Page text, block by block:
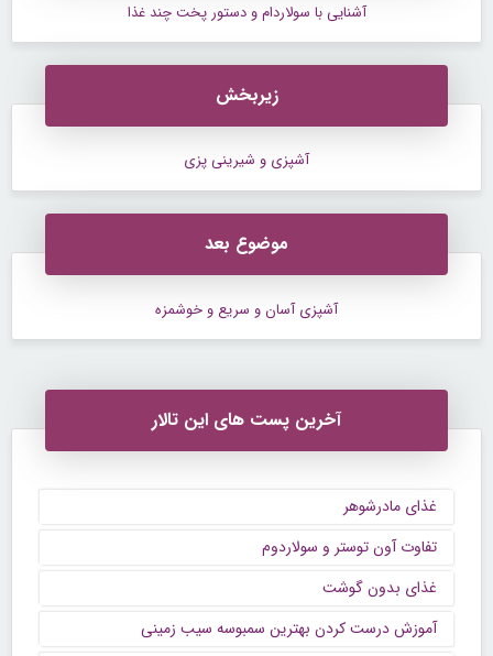
آشنایی با سولاردام و دستور پخت چند غذا
زیربخش
آشپزی و شیرینی پزی
موضوع بعد
آشپزی آسان و سریع و خوشمزه
آخرین پست های این تالار
غذای مادرشوهر
تفاوت آون توستر و سولاردوم
غذای بدون گوشت
آموزش درست کردن بهترین سمبوسه سیب زمینی